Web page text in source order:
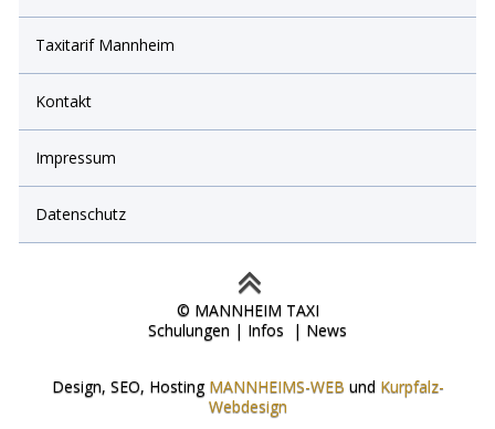
Taxitarif Mannheim
Kontakt
Impressum
Datenschutz
© MANNHEIM TAXI
Schulungen | Infos | News
Design, SEO, Hosting MANNHEIMS-WEB und Kurpfalz-
Webdesign